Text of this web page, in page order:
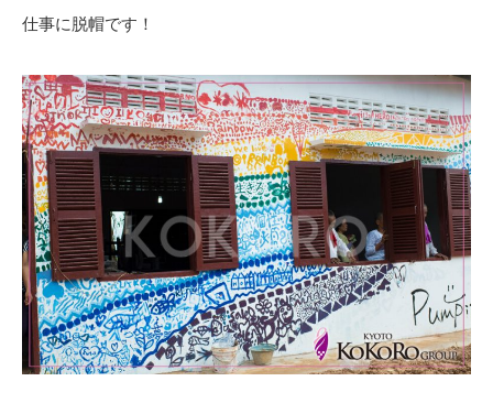
仕事に脱帽です！